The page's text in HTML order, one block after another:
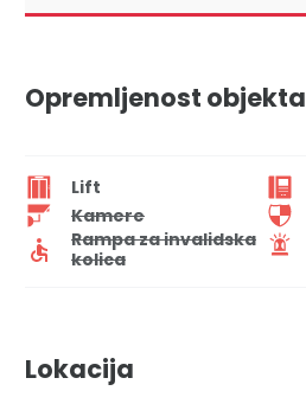
Opremljenost objekta
Lift
Kamere
Rampa za invalidska
kolica
Lokacija